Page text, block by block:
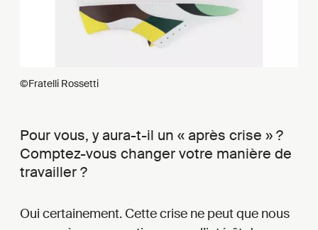
©Fratelli Rossetti
Pour vous, y aura-t-il un « après crise » ?
Comptez-vous changer votre manière de
travailler ?
Oui certainement. Cette crise ne peut que nous